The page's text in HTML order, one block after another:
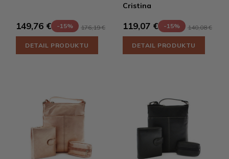
149,76 € -15% 176,19 €
DETAIL PRODUKTU
Cristina
119,07 € -15% 140,08 €
DETAIL PRODUKTU